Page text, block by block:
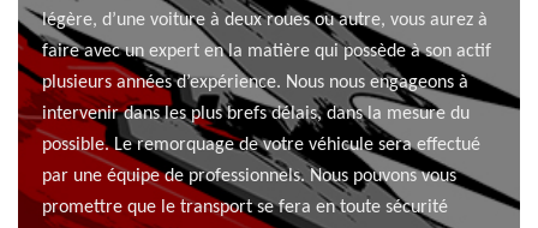
légère, d’une voiture à deux roues ou autre, vous aurez à
faire avec un expert en la matière qui possède à son actif
plusieurs années d’expérience. Nous nous engageons à
intervenir dans les plus brefs délais, dans la mesure du
possible. Le remorquage de votre véhicule sera effectué
par une équipe de professionnels. Nous pouvons vous
promettre que le transport se fera en toute sécurité